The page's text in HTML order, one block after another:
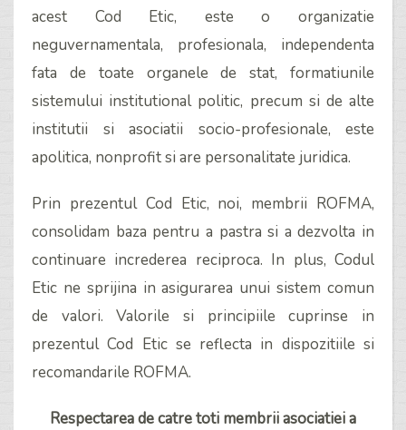
acest Cod Etic, este o organizatie
neguvernamentala, profesionala, independenta
fata de toate organele de stat, formatiunile
sistemului institutional politic, precum si de alte
institutii si asociatii socio-profesionale, este
apolitica, nonprofit si are personalitate juridica.
Prin prezentul Cod Etic, noi, membrii ROFMA,
consolidam baza pentru a pastra si a dezvolta in
continuare increderea reciproca. In plus, Codul
Etic ne sprijina in asigurarea unui sistem comun
de valori. Valorile si principiile cuprinse in
prezentul Cod Etic se reflecta in dispozitiile si
recomandarile ROFMA.
Respectarea de catre toti membrii asociatiei a